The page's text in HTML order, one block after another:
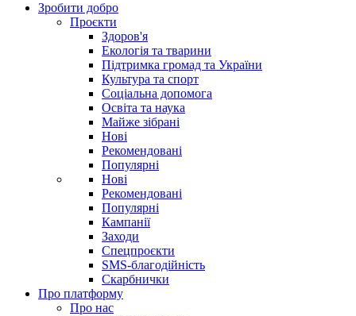
Зробити добро
Проєкти
Здоров'я
Екологія та тварини
Підтримка громад та України
Культура та спорт
Соціальна допомога
Освіта та наука
Майже зібрані
Нові
Рекомендовані
Популярні
Нові
Рекомендовані
Популярні
Кампанії
Заходи
Спецпроєкти
SMS-благодійність
Скарбнички
Про платформу
Про нас